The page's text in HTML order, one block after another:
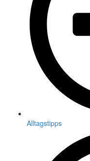
Alltagstipps